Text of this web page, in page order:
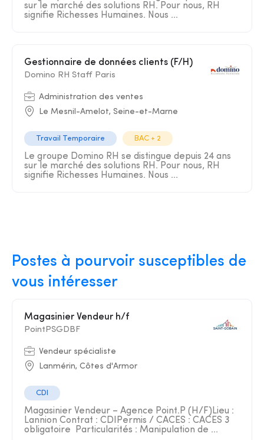
sur le marché des solutions RH. Pour nous, RH
signifie Richesses Humaines. Nous ...
Gestionnaire de données clients (F/H)
Domino RH Staff Paris
Administration des ventes
Le Mesnil-Amelot, Seine-et-Marne
Travail Temporaire BAC + 2
Le groupe Domino RH se distingue depuis 24 ans
sur le marché des solutions RH. Pour nous, RH
signifie Richesses Humaines. Nous ...
Postes à pourvoir susceptibles de
vous intéresser
Magasinier Vendeur h/f
PointPSGDBF
Vendeur spécialiste
Lanmérin, Côtes d'Armor
CDI
Magasinier Vendeur – Agence Point.P (H/F)Lieu :
Lannion Contrat : CDIPermis / CACES : CACES 3
obligatoire ️ Particularités : Manipulation de ...